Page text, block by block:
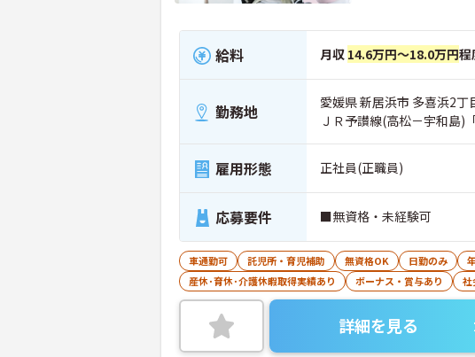
給料 月収 14.6万円～18.0万円
勤務地
愛媛県 新居浜市 多喜浜2丁
ＪＲ予讃線(高松－宇和島)
雇用形態 正社員(正職員)
応募要件 ■無資格・未経験可
車通勤可 託児所・育児補助 無資格OK 日勤のみ
産休･育休･介護休暇取得実績あり
ボーナス・賞与あり 社
詳細を見る